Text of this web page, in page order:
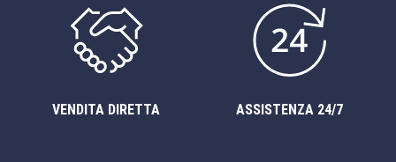
VENDITA DIRETTA ASSISTENZA 24/7